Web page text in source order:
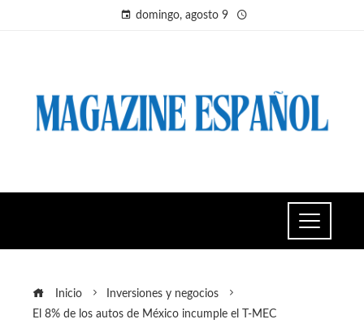
domingo, agosto 9
Inicio
Inversiones y negocios
El 8% de los autos de México incumple el T-MEC